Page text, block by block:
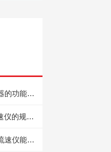
了解了自容式水听器的功能才能更好的使用它
简述DVL多普勒测速仪的规范操作流程
德卡托手持式电波流速仪能够应付多种复杂情况